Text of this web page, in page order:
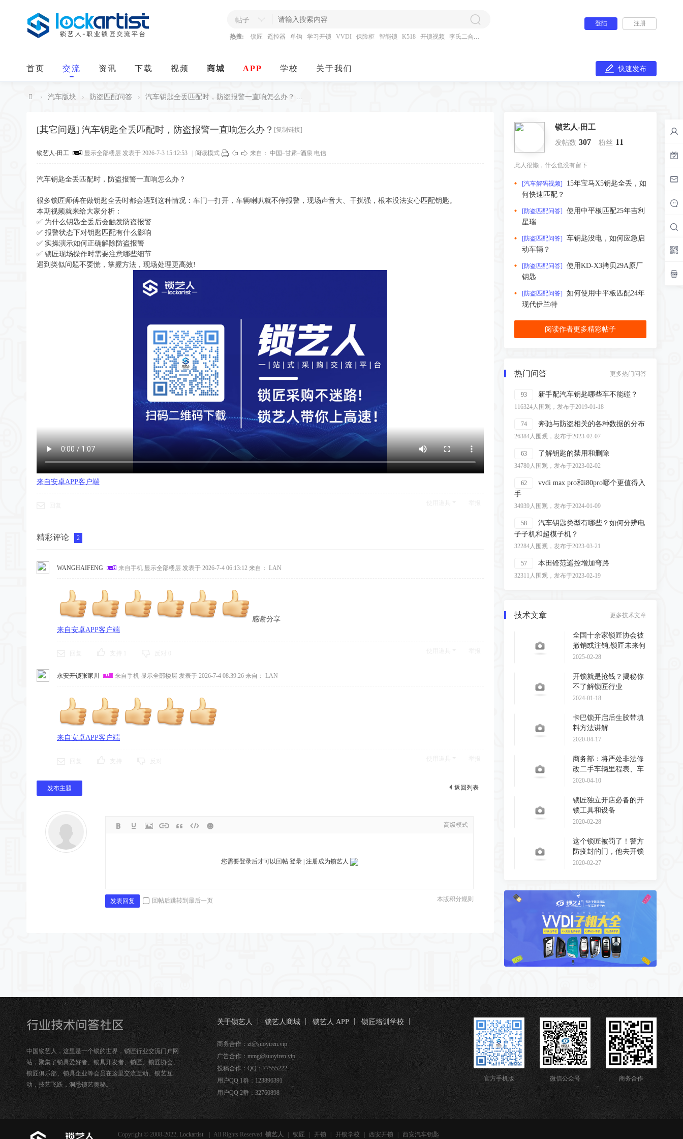
帖子
热搜: 锁匠 遥控器 单钩 学习开锁 VVDI 保险柜 智能锁 K518 开锁视频 李氏二合一
登陆 注册
首页 交流 资讯 下载 视频 商城 APP 学校 关于我们 快速发布
› 汽车版块 › 防盗匹配问答 › 汽车钥匙全丢匹配时，防盗报警一直响怎么办？ ...
锁艺人-田工
发帖数 307 粉丝 11
此人很懒，什么也没有留下
[汽车解码视频]
15年宝马X5钥匙全丢，如
何快速匹配？
[防盗匹配问答]
使用中平板匹配25年吉利
星瑞
[防盗匹配问答]
车钥匙没电，如何应急启
动车辆？
[防盗匹配问答]
使用KD-X3拷贝29A原厂
钥匙
[防盗匹配问答]
如何使用中平板匹配24年
现代伊兰特
阅读作者更多精彩帖子
热门问答 更多热门问答
93 新手配汽车钥匙哪些车不能碰？
116324人围观，发布于2019-01-18
74 奔驰与防盗相关的各种数据的分布
26384人围观，发布于2023-02-07
63 了解钥匙的禁用和删除
34780人围观，发布于2023-02-02
62
vvdi max pro和i80pro哪个更值得入
手
34939人围观，发布于2024-01-09
58
汽车钥匙类型有哪些？如何分辨电
子子机和超模子机？
32284人围观，发布于2023-03-21
57 本田锋范遥控增加弯路
32311人围观，发布于2023-02-19
技术文章 更多技术文章
全国十余家锁匠协会被
撤销或注销,锁匠未来何
去何从?
2025-02-28
开锁就是抢钱？揭秘你
不了解锁匠行业
2024-01-18
卡巴锁开启后生胶带填
料方法讲解
2020-04-17
商务部：将严处非法修
改二手车辆里程表、车
辆识别代码和发动
2020-04-10
锁匠独立开店必备的开
锁工具和设备
2020-02-28
这个锁匠被罚了！警方
防疫封的门，他去开锁
了！
2020-02-27
[其它问题] 汽车钥匙全丢匹配时，防盗报警一直响怎么办？ [复制链接]
锁艺人-田工 显示全部楼层 发表于 2026-7-3 15:12:53 阅读模式 来自： 中国–甘肃–酒泉 电信
汽车钥匙全丢匹配时，防盗报警一直响怎么办？
很多锁匠师傅在做钥匙全丢时都会遇到这种情况：车门一打开，车辆喇叭就不停报警，现场声音大、干扰强，根本没法安心匹配钥匙。
本期视频就来给大家分析：
✅ 为什么钥匙全丢后会触发防盗报警
✅ 报警状态下对钥匙匹配有什么影响
✅ 实操演示如何正确解除防盗报警
✅ 锁匠现场操作时需要注意哪些细节
遇到类似问题不要慌，掌握方法，现场处理更高效!
来自安卓APP客户端
精彩评论 2
WANGHAIFENG 来自手机 显示全部楼层 发表于 2026-7-4 06:13:12 来自： LAN
感谢分享
来自安卓APP客户端
永安开锁张家川 来自手机 显示全部楼层 发表于 2026-7-4 08:39:26 来自： LAN
来自安卓APP客户端
发布主题 返回列表
高级模式
您需要登录后才可以回帖 登录| 注册成为锁艺人
本版积分规则
发表回复 回帖后跳转到最后一页
中国锁艺人，这里是一个锁的世界，锁匠行业交流门户网
站，聚集了锁具爱好者、锁具开发者、锁匠、锁匠协会、
锁匠俱乐部、锁具企业等会员在这里交流互动。锁艺互
动，技艺飞跃，洞悉锁艺奥秘。
关于锁艺人 锁艺人商城 锁艺人 APP
锁匠培训学校
锁匠宝
商务合作：zt@suoyiren.vip
广告合作：mmg@suoyiren.vip
投稿合作：QQ：77555222
用户QQ 1群：123896391
用户QQ 2群：32760898
官方手机版 微信公众号 商务合作
Copyright © 2008-2022, Lockartist All Rights Reserved. 锁艺人 锁匠 开锁 开锁学校 西安开锁 西安汽车钥匙